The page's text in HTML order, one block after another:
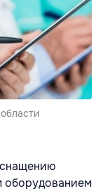
оборудованием